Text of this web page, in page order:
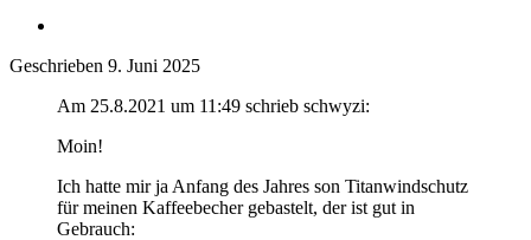
Geschrieben 9. Juni 2025
Am 25.8.2021 um 11:49 schrieb schwyzi:
Moin!
Ich hatte mir ja Anfang des Jahres son Titanwindschutz
für meinen Kaffeebecher gebastelt, der ist gut in
Gebrauch: